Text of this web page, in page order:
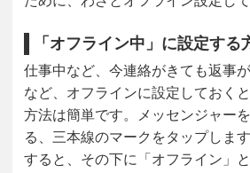
「オフライン中」に設定する
仕事中など、今連絡がきても返事
など、オフラインに設定しておくと
方法は簡単です。メッセンジャー
る、三本線のマークをタップします
すると、その下に「オフライン」